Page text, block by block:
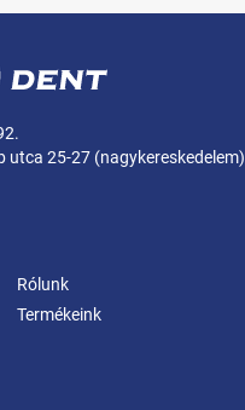
utca 25-27 (nagykereskedelem)
Rólunk
Termékeink